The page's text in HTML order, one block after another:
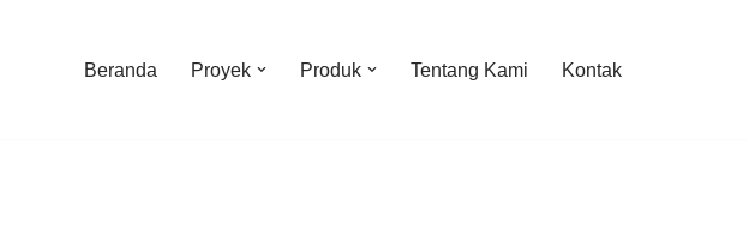
Beranda Proyek Produk Tentang Kami Kontak